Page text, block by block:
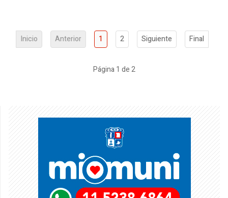
Inicio Anterior 1 2 Siguiente Final
Página 1 de 2